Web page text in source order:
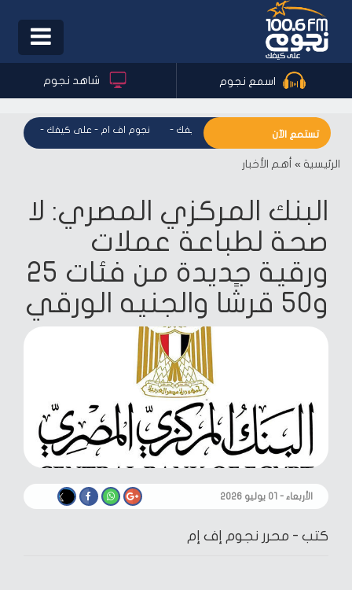
Toggle
اسمع نجوم شاهد نجوم
تستمع الآن - نجوم اف ام - على كيفك - نجوم اف ام - على كيفك نجوم
الرئيسية » أهم الأخبار
البنك المركزي المصري: لا
صحة لطباعة عملات
ورقية جديدة من فئات 25
و50 قرشًا والجنيه الورقي
الأربعاء - ٠١ يوليو ٢٠٢٦
كتب - محرر نجوم إف إم